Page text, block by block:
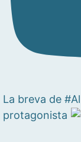
La breva de
protagonista